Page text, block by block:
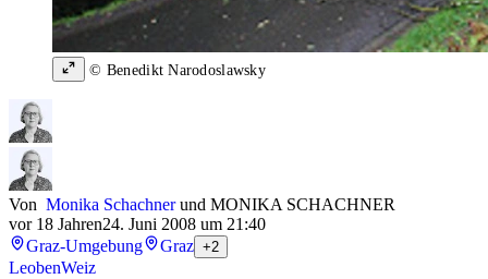
© Benedikt Narodoslawsky
Von Monika Schachnerund MONIKA SCHACHNER
vor 18 Jahren24. Juni 2008 um 21:40
Graz-Umgebung
Graz +2
LeobenWeiz